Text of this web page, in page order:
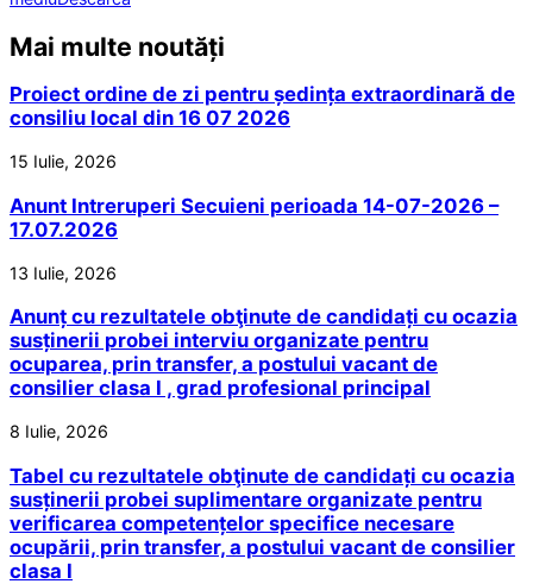
Mai multe noutăți
Proiect ordine de zi pentru ședința extraordinară de
consiliu local din 16 07 2026
15 Iulie, 2026
Anunt Intreruperi Secuieni perioada 14-07-2026 –
17.07.2026
13 Iulie, 2026
Anunț cu rezultatele obţinute de candidați cu ocazia
susținerii probei interviu organizate pentru
ocuparea, prin transfer, a postului vacant de
consilier clasa I , grad profesional principal
8 Iulie, 2026
Tabel cu rezultatele obţinute de candidați cu ocazia
susținerii probei suplimentare organizate pentru
verificarea competențelor specifice necesare
ocupării, prin transfer, a postului vacant de consilier
clasa I